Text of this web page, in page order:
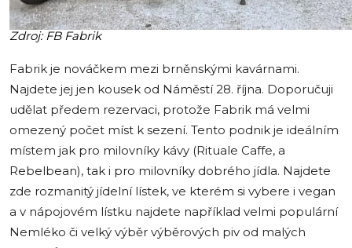
Zdroj: FB Fabrik
Fabrik je nováčkem mezi brněnskými kavárnami.
Najdete jej jen kousek od Náměstí 28. října. Doporučuji
udělat předem rezervaci, protože Fabrik má velmi
omezený počet míst k sezení. Tento podnik je ideálním
místem jak pro milovníky kávy (Rituale Caffe, a
Rebelbean), tak i pro milovníky dobrého jídla. Najdete
zde rozmanitý jídelní lístek, ve kterém si vybere i vegan
a v nápojovém lístku najdete například velmi populární
Nemléko či velký výběr výběrových piv od malých